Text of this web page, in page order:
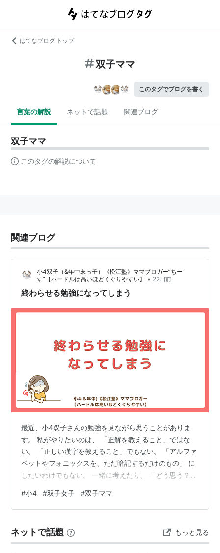
はてなブログ トップ
双子ママ
このタグでブログを書く
言葉の解説 ネットで話題 関連ブログ
双子ママ
このタグの解説について
関連ブログ
小4双子（&年中末っ子）《松江塾》ママブロガー”ちー
ず”【ハードルは高いほどくぐりやすい】
• 22日前
終わらせる勉強になってしまう
最近、小4双子さんの勉強を見ながら思うことがありま
す。 私がやりたいのは、 「正解を教えること」ではな
い。 「正しい漢字を教えること」でもない。 「アルファ
ベットやフォニックスを、ただ暗記するだけのもの」 に
したいわけでもない。 一緒に考えたり、 「どう思う？」
た先に広がる世界まで、一緒に楽しんでいきたい。 勉強
から、会話を広げること。 でも現実は、そこまでたどり
課題。 「読解をする」という視点で話すと、 ママのやり
方で線を引いて考える方法を伝えていくと、 「ここに書
#小4 #双子女子 #双子ママ
ネットで話題 もっと見る